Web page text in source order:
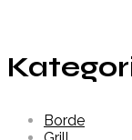
Borde